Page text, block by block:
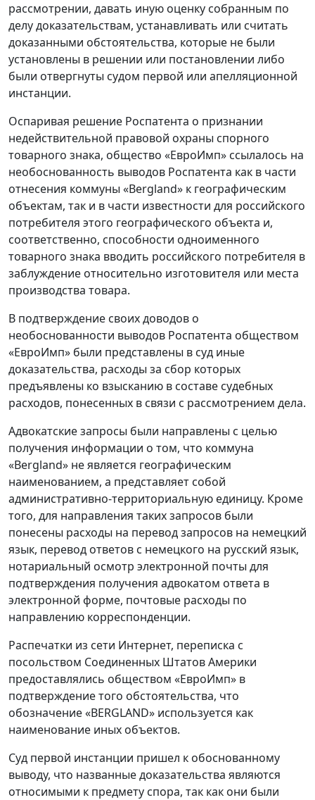
рассмотрении, давать иную оценку собранным по
делу доказательствам, устанавливать или считать
доказанными обстоятельства, которые не были
установлены в решении или постановлении либо
были отвергнуты судом первой или апелляционной
инстанции.
Оспаривая решение Роспатента о признании
недействительной правовой охраны спорного
товарного знака, общество «ЕвроИмп» ссылалось на
необоснованность выводов Роспатента как в части
отнесения коммуны «Bergland» к географическим
объектам, так и в части известности для российского
потребителя этого географического объекта и,
соответственно, способности одноименного
товарного знака вводить российского потребителя в
заблуждение относительно изготовителя или места
производства товара.
В подтверждение своих доводов о
необоснованности выводов Роспатента обществом
«ЕвроИмп» были представлены в суд иные
доказательства, расходы за сбор которых
предъявлены ко взысканию в составе судебных
расходов, понесенных в связи с рассмотрением дела.
Адвокатские запросы были направлены с целью
получения информации о том, что коммуна
«Bergland» не является географическим
наименованием, а представляет собой
административно-территориальную единицу. Кроме
того, для направления таких запросов были
понесены расходы на перевод запросов на немецкий
язык, перевод ответов с немецкого на русский язык,
нотариальный осмотр электронной почты для
подтверждения получения адвокатом ответа в
электронной форме, почтовые расходы по
направлению корреспонденции.
Распечатки из сети Интернет, переписка с
посольством Соединенных Штатов Америки
предоставлялись обществом «ЕвроИмп» в
подтверждение того обстоятельства, что
обозначение «BERGLAND» используется как
наименование иных объектов.
Суд первой инстанции пришел к обоснованному
выводу, что названные доказательства являются
относимыми к предмету спора, так как они были